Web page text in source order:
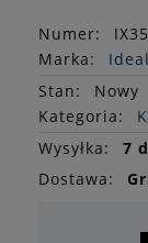
Numer:
Marka:
Stan:
Nowy
Kategoria:
Wysyłka:
7
Dostawa: